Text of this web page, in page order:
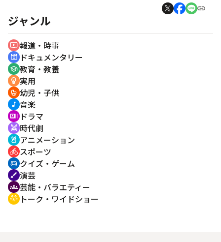
ジャンル
ondemand_video 報道・時事
cinematic_blur ドキュメンタリー
school 教育・教養
emoji_objects 実用
crib 幼児・子供
music_note 音楽
recent_actors ドラマ
swords 時代劇
cruelty_free アニメーション
directions_bike スポーツ
sports_esports クイズ・ゲーム
brush 演芸
groups 芸能・バラエティー
adaptive_audio_mic トーク・ワイドショー